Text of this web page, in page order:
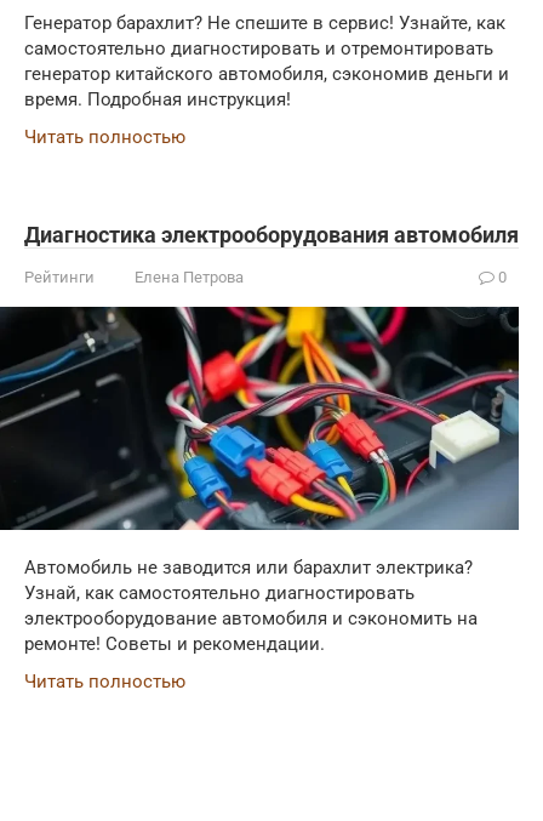
Генератор барахлит? Не спешите в сервис! Узнайте, как
самостоятельно диагностировать и отремонтировать
генератор китайского автомобиля, сэкономив деньги и
время. Подробная инструкция!
Читать полностью
Диагностика электрооборудования автомобиля
Рейтинги Елена Петрова 0
Автомобиль не заводится или барахлит электрика?
Узнай, как самостоятельно диагностировать
электрооборудование автомобиля и сэкономить на
ремонте! Советы и рекомендации.
Читать полностью